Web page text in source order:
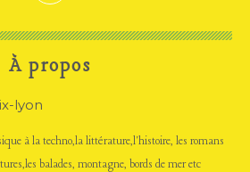
À propos
à la techno,la littérature,l'histoire, les romans
balades, montagne, bords de mer etc